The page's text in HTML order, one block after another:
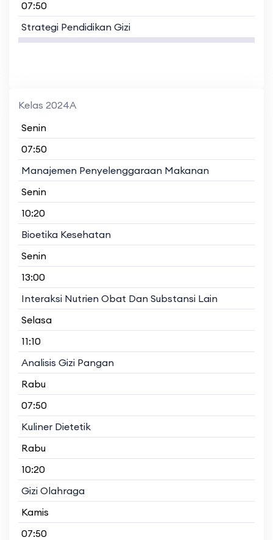
07:50
Strategi Pendidikan Gizi
Kelas 2024A
Senin
07:50
Manajemen Penyelenggaraan Makanan
Senin
10:20
Bioetika Kesehatan
Senin
13:00
Interaksi Nutrien Obat Dan Substansi Lain
Selasa
11:10
Analisis Gizi Pangan
Rabu
07:50
Kuliner Dietetik
Rabu
10:20
Gizi Olahraga
Kamis
07:50